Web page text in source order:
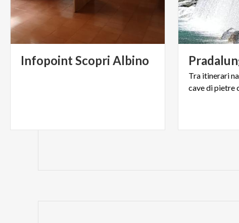
InfopointScopri Albino
Tra itinerari
cavedipietre